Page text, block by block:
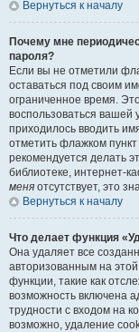
Вернуться к началу
Почему мне
пароля?
Если вы не отметили
оставаться под своим
ограниченное время.
воспользоваться вашей
приходилось вводить
отметить флажком пункт
рекомендуется делать
библиотеке, интернет-
меня отсутствует, это
Вернуться к началу
Что делает функция
Она удаляет все
авторизованным на
функции, такие как
возможность включена
трудности с входом на
возможно, удаление